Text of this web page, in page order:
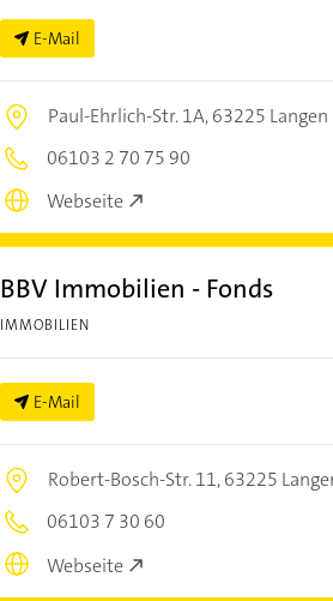
E-Mail
Paul-Ehrlich-Str. 1A,63225 Langen
06103 2 70 75 90
Webseite
BBV Immobilien - Fonds
IMMOBILIEN
E-Mail
Robert-Bosch-Str. 11,63225
06103 7 30 60
Webseite